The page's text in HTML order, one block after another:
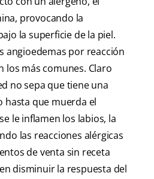
provocando la
la superficie de la piel.
angioedemas por reacción
los más comunes. Claro
no sepa que tiene una
hasta que muerda el
le inflamen los labios, la
las reacciones alérgicas
de venta sin receta
disminuir la respuesta del